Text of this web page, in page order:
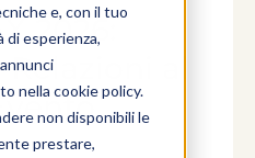
e, con il tuo
di esperienza,
nella cookie policy.
non disponibili le
prestare,
2026:
al